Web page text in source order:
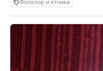
Фолклор и етника